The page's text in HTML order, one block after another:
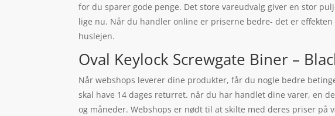
for du sparer gode penge. Det store vareudvalg giver en stor
lige nu. Når du handler online er priserne bedre- det er
huslejen.
Oval Keylock Screwgate Biner –
Når webshops leverer dine produkter, får du nogle bedre
skal have 14 dages returret. når du har handlet dine varer, en
og måneder. Webshops er nødt til at skilte med deres priser